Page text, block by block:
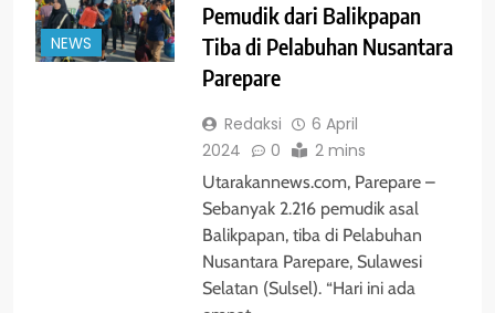
NEWS
Pemudik dari Balikpapan
Tiba di Pelabuhan Nusantara
Parepare
Redaksi
6 April
2024
0 2 mins
Utarakannews.com, Parepare –
Sebanyak 2.216 pemudik asal
Balikpapan, tiba di Pelabuhan
Nusantara Parepare, Sulawesi
Selatan (Sulsel). “Hari ini ada